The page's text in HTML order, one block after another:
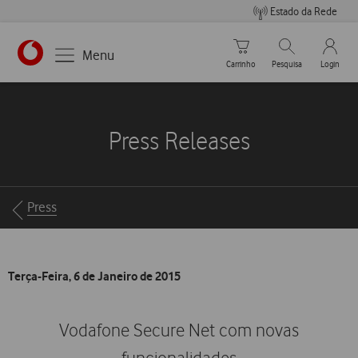
Estado da Rede
https://www.vodafone.pt
Menu
Carrinho de compras
Carrinho
Pesquisar
Pesquisa
My
Login
Press Releases
Breadcrumbs
Press
Terça-Feira, 6 de Janeiro de 2015
Vodafone Secure Net com novas